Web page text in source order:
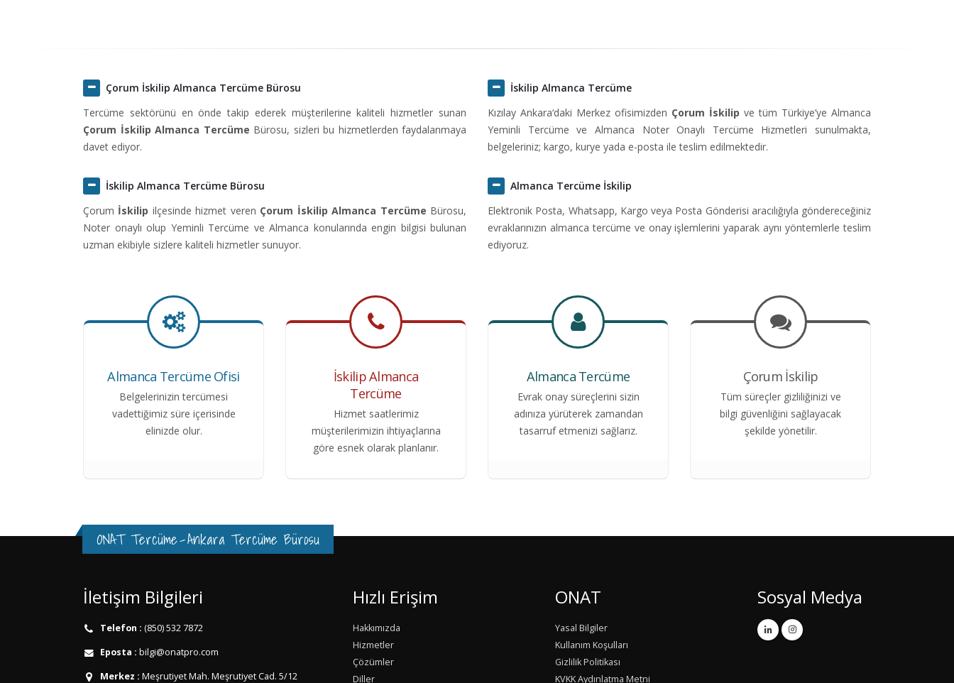
Çorum İskilip Almanca Tercüme Bürosu
Tercüme sektörünü en önde takip ederek müşterilerine kaliteli hizmetler sunan
Çorum İskilip Almanca Tercüme Bürosu, sizleri bu hizmetlerden faydalanmaya
davet ediyor.
İskilip Almanca Tercüme Bürosu
Çorum İskilip ilçesinde hizmet veren Çorum İskilip Almanca Tercüme Bürosu,
Noter onaylı olup Yeminli Tercüme ve Almanca konularında engin bilgisi bulunan
uzman ekibiyle sizlere kaliteli hizmetler sunuyor.
İskilip Almanca Tercüme
Kızılay Ankara‘daki Merkez ofisimizden Çorum İskilip ve tüm Türkiye’ye Almanca
Yeminli Tercüme ve Almanca Noter Onaylı Tercüme Hizmetleri sunulmakta,
belgeleriniz; kargo, kurye yada e-posta ile teslim edilmektedir.
Almanca Tercüme İskilip
Elektronik Posta, Whatsapp, Kargo veya Posta Gönderisi aracılığıyla göndereceğiniz
evraklarınızın almanca tercüme ve onay işlemlerini yaparak aynı yöntemlerle teslim
ediyoruz.
Almanca Tercüme Ofisi
Belgelerinizin tercümesi
vadettiğimiz süre içerisinde
elinizde olur.
İskilip Almanca
Tercüme
Hizmet saatlerimiz
müşterilerimizin ihtiyaçlarına
göre esnek olarak planlanır.
Almanca Tercüme
Evrak onay süreçlerini sizin
adınıza yürüterek zamandan
tasarruf etmenizi sağlarız.
Çorum İskilip
Tüm süreçler gizliliğinizi ve
bilgi güvenliğini sağlayacak
şekilde yönetilir.
ONAT Tercüme-Ankara Tercüme Bürosu
İletişim Bilgileri
Telefon : (850) 532 7872
Eposta : bilgi@onatpro.com
Merkez : Meşrutiyet Mah. Meşrutiyet Cad. 5/12
Hızlı Erişim
Hakkımızda
Hizmetler
Çözümler
Diller
ONAT
Yasal Bilgiler
Kullanım Koşulları
Gizlilik Politikası
KVKK Aydınlatma Metni
Sosyal Medya